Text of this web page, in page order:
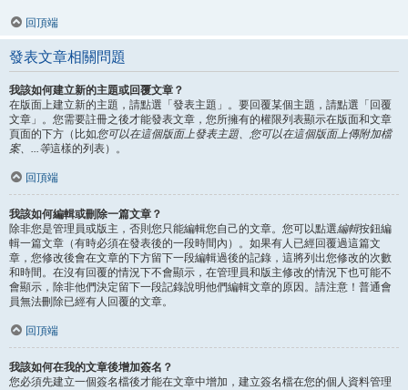
回頂端
發表文章相關問題
我該如何建立新的主題或回覆文章？
在版面上建立新的主題，請點選「發表主題」。要回覆某個主題，請點選「回覆
文章」。您需要註冊之後才能發表文章，您所擁有的權限列表顯示在版面和文章
頁面的下方（比如您可以在這個版面上發表主題、您可以在這個版面上傳附加檔
案、...等這樣的列表）。
回頂端
我該如何編輯或刪除一篇文章？
除非您是管理員或版主，否則您只能編輯您自己的文章。您可以點選編輯按鈕編
輯一篇文章（有時必須在發表後的一段時間內）。如果有人已經回覆過這篇文
章，您修改後會在文章的下方留下一段編輯過後的記錄，這將列出您修改的次數
和時間。在沒有回覆的情況下不會顯示，在管理員和版主修改的情況下也可能不
會顯示，除非他們決定留下一段記錄說明他們編輯文章的原因。請注意！普通會
員無法刪除已經有人回覆的文章。
回頂端
我該如何在我的文章後增加簽名？
您必須先建立一個簽名檔後才能在文章中增加，建立簽名檔在您的個人資料管理